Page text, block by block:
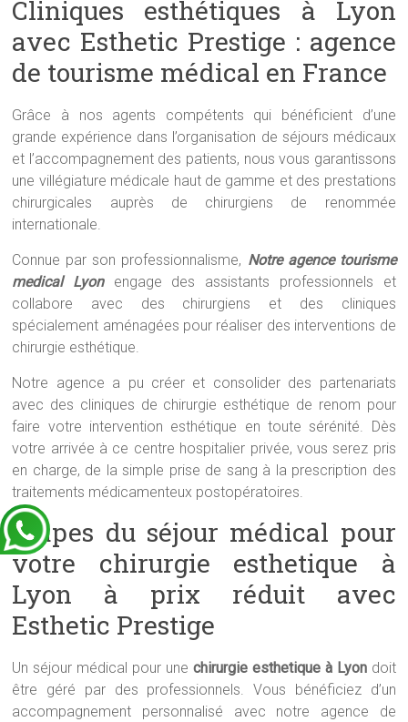
Cliniques esthétiques à Lyon
avec Esthetic Prestige : agence
de tourisme médical en France
Grâce à nos agents compétents qui bénéficient d’une
grande expérience dans l’organisation de séjours médicaux
et l’accompagnement des patients, nous vous garantissons
une villégiature médicale haut de gamme et des prestations
chirurgicales auprès de chirurgiens de renommée
internationale.
Connue par son professionnalisme, Notre agence tourisme
medical Lyon engage des assistants professionnels et
collabore avec des chirurgiens et des cliniques
spécialement aménagées pour réaliser des interventions de
chirurgie esthétique.
Notre agence a pu créer et consolider des partenariats
avec des cliniques de chirurgie esthétique de renom pour
faire votre intervention esthétique en toute sérénité. Dès
votre arrivée à ce centre hospitalier privée, vous serez pris
en charge, de la simple prise de sang à la prescription des
traitements médicamenteux postopératoires.
Etapes du séjour médical pour
votre chirurgie esthetique à
Lyon à prix réduit avec
Esthetic Prestige
Un séjour médical pour une chirurgie esthetique à Lyondoit
être géré par des professionnels. Vous bénéficiez d’un
accompagnement personnalisé avec notre agence de